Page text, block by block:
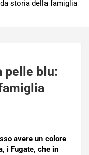
storia della famiglia
pelle blu:
avere un colore
i Fugate, che in